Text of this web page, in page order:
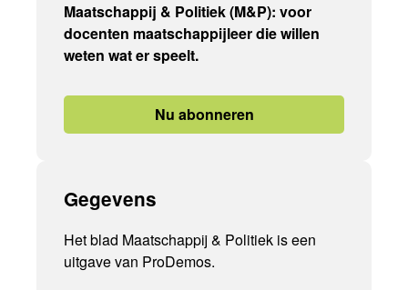
Maatschappij & Politiek (M&P): voor
docenten maatschappijleer die willen
weten wat er speelt.
Nu abonneren
Gegevens
Het blad Maatschappij & Politiek is een
uitgave van ProDemos.